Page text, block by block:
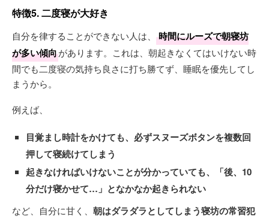
特徴5. 二度寝が大好き
自分を律することができない人は、
時間にルーズで朝寝坊
が多い傾向があります。これは、朝起きなくてはいけない時
間でも二度寝の気持ち良さに打ち勝てず、睡眠を優先してし
まうから。
例えば、
目覚まし時計をかけても、必ずスヌーズボタンを複数回
押して寝続けてしまう
起きなければいけないことが分かっていても、
「後、10
分だけ寝かせて…」 となかなか起きられない
など、自分に甘く、 朝はダラダラとしてしまう寝坊の常習犯